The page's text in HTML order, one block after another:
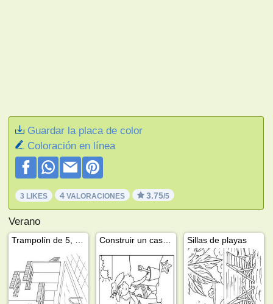
Guardar la placa de color
Coloración en línea
3 LIKES 4 VALORACIONES 3.75/5
Verano
Sillas de playas